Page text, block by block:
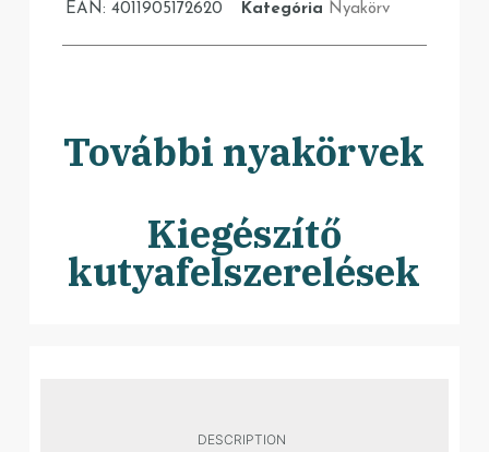
EAN: 4011905172620 Kategória Nyakörv
További nyakörvek
Kiegészítő
kutyafelszerelések
DESCRIPTION